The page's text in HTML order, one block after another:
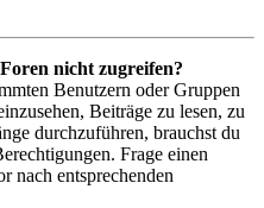
nicht zugreifen?
Benutzern oder Gruppen
Beiträge zu lesen, zu
durchzuführen, brauchst du
Frage einen
nach entsprechenden